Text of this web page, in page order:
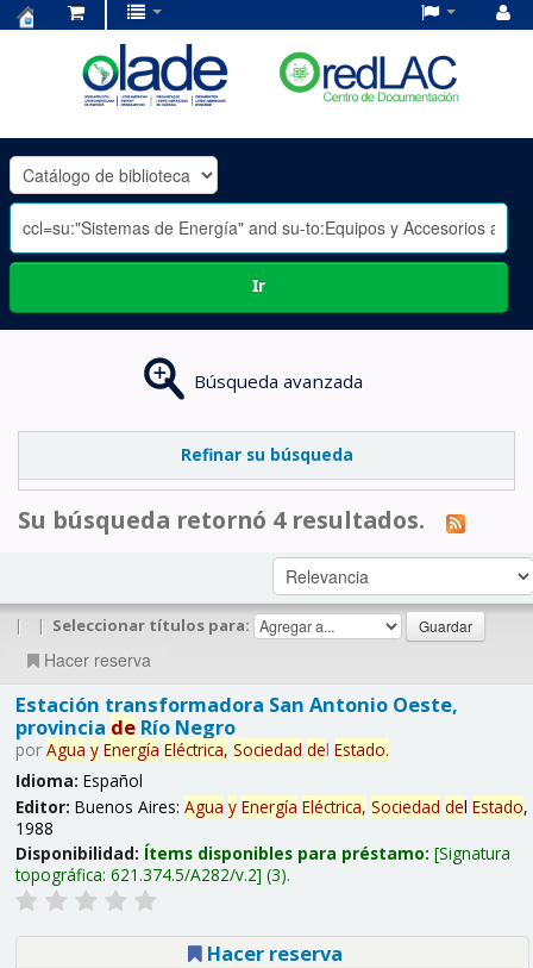
OLADE
-
Ir
Búsqueda avanzada
Refinar su búsqueda
Su búsqueda retornó 4 resultados.
| | Seleccionar títulos para:
Hacer reserva
Estación transformadora San Antonio Oeste,
provincia deRío Negro
por Agua y Energía Eléctrica, Sociedad del Estado.
Idioma: Español
Editor: Buenos Aires: Agua y Energía Eléctrica, Sociedad del Estado,
1988
Disponibilidad: Ítems disponibles para préstamo: Signatura
topográfica: 621.374.5/A282/v.2 (3).
Hacer reserva